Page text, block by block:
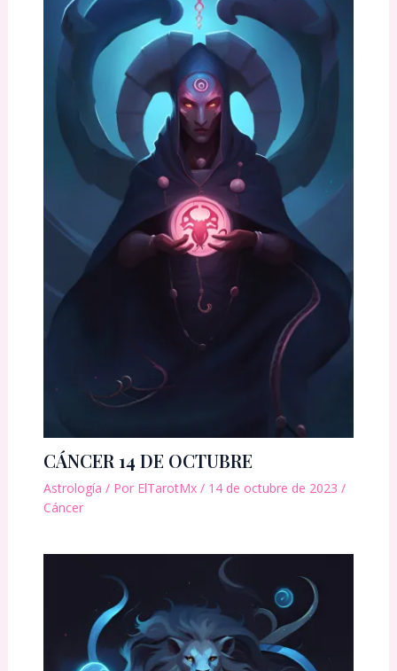
CÁNCER 14 DE OCTUBRE
Astrología / Por ElTarotMx / 14 de octubre de 2023 /
Cáncer